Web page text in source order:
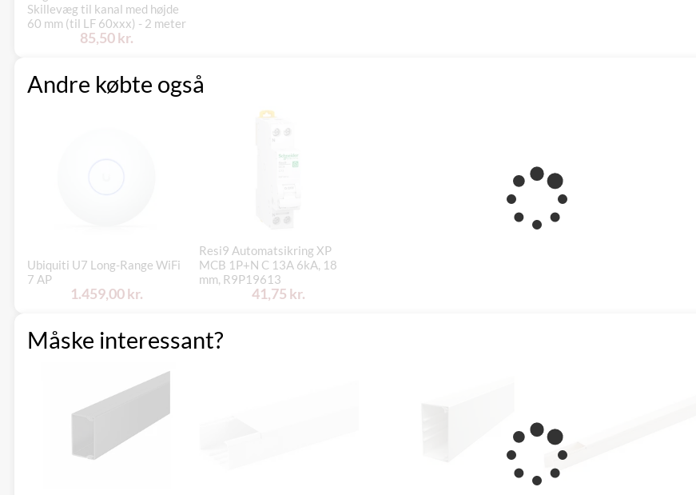
Skillevæg til kanal med højde
60 mm (til LF 60xxx) - 2 meter
85,50 kr.
Andre købte også
Ubiquiti U7 Long-Range WiFi
7 AP
1.459,00 kr.
Resi9 Automatsikring XP
MCB 1P+N C 13A 6kA, 18
mm, R9P19613
41,75 kr.
Måske interessant?